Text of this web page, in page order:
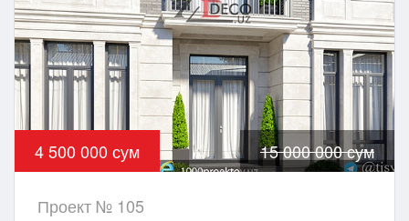
4 500 000 сум 15 000 000 сум
Проект № 105